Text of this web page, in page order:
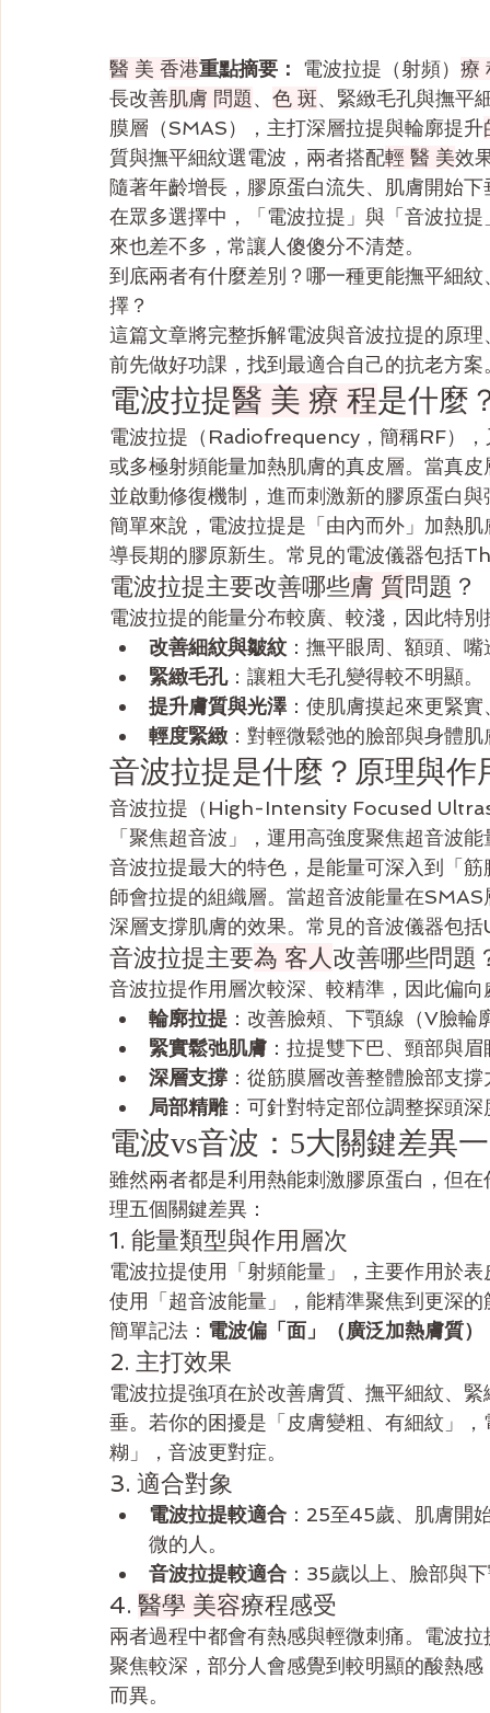
醫 美 香港重點摘要： 電波拉提（射頻） 療
長改善肌膚 問題、 色 斑、緊緻毛孔與撫平
膜層（SMAS），主打深層拉提與輪廓提升
質與撫平細紋選電波，兩者搭配輕 醫 美效
隨著年齡增長，膠原蛋白流失、肌膚開始
在眾多選擇中，「電波拉提」與「音波拉
來也差不多，常讓人傻傻分不清楚。
到底兩者有什麼差別？哪一種更能撫平細
擇？
這篇文章將完整拆解電波與音波拉提的原
前先做好功課，找到最適合自己的抗老方案
電波拉提醫 美 療 程是什麼
電波拉提（Radiofrequency，簡稱RF）
或多極射頻能量加熱肌膚的真皮層。當真
並啟動修復機制，進而刺激新的膠原蛋白
簡單來說，電波拉提是「由內而外」加熱
導長期的膠原新生。常見的電波儀器包括
電波拉提主要改善哪些膚 質問題？
電波拉提的能量分布較廣、較淺，因此特
改善細紋與皺紋 ：撫平眼周、額頭、
緊緻毛孔：讓粗大毛孔變得較不明顯。
提升膚質與光澤：使肌膚摸起來更緊實
輕度緊緻 ：對輕微鬆弛的臉部與身體
音波拉提是什麼？原理與作
音波拉提（High-Intensity Focused
「聚焦超音波」，運用高強度聚焦超音波
音波拉提最大的特色，是能量可深入到「
師會拉提的組織層。當超音波能量在
深層支撐肌膚的效果。常見的音波儀器包
音波拉提主要為 客人改善哪些問題
音波拉提作用層次較深、較精準，因此偏
輪廓拉提 ：改善臉頰、下顎線（V臉輪
緊實鬆弛肌膚 ：拉提雙下巴、頸部與
深層支撐 ：從筋膜層改善整體臉部支撐
局部精雕：可針對特定部位調整探頭深
電波vs音波：5大關鍵差異
雖然兩者都是利用熱能刺激膠原蛋白，但
理五個關鍵差異：
1. 能量類型與作用層次
電波拉提使用「射頻能量」，主要作用於
使用「超音波能量」，能精準聚焦到更深
簡單記法： 電波偏「面」（廣泛加熱膚質
2. 主打效果
電波拉提強項在於改善膚質、撫平細紋、
垂。若你的困擾是「皮膚變粗、有細紋」
糊」，音波更對症。
3. 適合對象
電波拉提較適合 ：25至45歲、肌膚開
微的人。
音波拉提較適合 ：35歲以上、臉部與
4. 醫學 美容療程感受
兩者過程中都會有熱感與輕微刺痛。電波
聚焦較深，部分人會感覺到較明顯的酸熱
而異。